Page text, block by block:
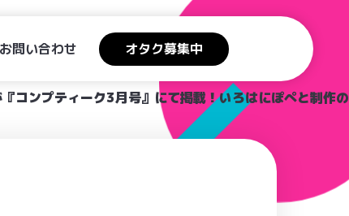
お問い合わせ オタク募集中
コンプティーク3月号』にて掲載！いろはにぽぺと制